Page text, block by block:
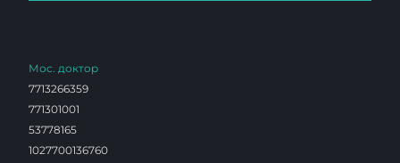
Мос. доктор
7713266359
771301001
53778165
1027700136760